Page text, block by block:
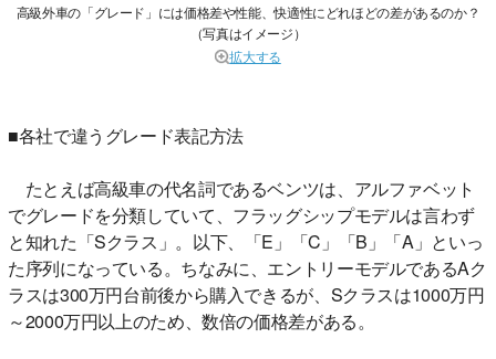
高級外車の「グレード」には価格差や性能、快適性にどれほどの差があるのか？
（写真はイメージ）
拡大する
■各社で違うグレード表記方法
たとえば高級車の代名詞であるベンツは、アルファベット
でグレードを分類していて、フラッグシップモデルは言わず
と知れた「Sクラス」。以下、「E」「C」「B」「A」といっ
た序列になっている。ちなみに、エントリーモデルであるAク
ラスは300万円台前後から購入できるが、Sクラスは1000万円
～2000万円以上のため、数倍の価格差がある。